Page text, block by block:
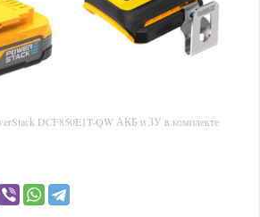
DCF850E1T-QW АКБ и ЗУ в комплекте